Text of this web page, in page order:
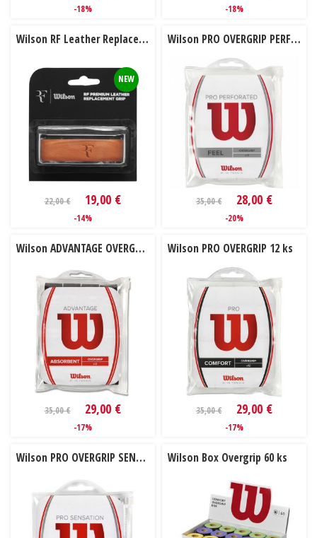
-18% -18%
Wilson RF Leather Replacement Grip
NEW
22,00 € 19,00 €
-14%
Wilson PRO OVERGRIP PERFORATED 12 ks
35,00 € 28,00 €
-20%
Wilson ADVANTAGE OVERGRIP BK 12 ks
35,00 € 29,00 €
-17%
Wilson PRO OVERGRIP 12 ks
35,00 € 29,00 €
-17%
Wilson PRO OVERGRIP SENSATION 12 ks Wilson Box Overgrip 60 ks